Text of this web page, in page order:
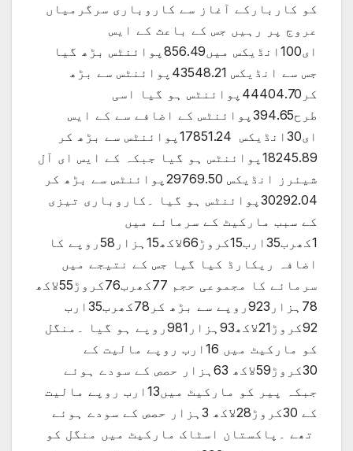
کو کاربارکے آغاز سے کاروباری سرگرمیاں
عروج پر رہیں جس کے باعث کے ایس
ای100انڈیکس میں856.49پوائنٹس بڑھ گیا
جس سے انڈیکس 43548.21پوائنٹس سے بڑھ
کر44404.70پوائنٹس ہو گیا اسی
طرح394.65پوائنٹس کے اضافے سے کے ایس
ای30انڈیکس 17851.24پوائنٹس سے بڑھ کر
18245.89پوائنٹس ہو گیا جبکہ کے ایس ای آل
شیئرز انڈیکس 29769.50پوائنٹس سے بڑھ کر
30292.04پوائنٹس ہو گیا ۔کاروباری تیزی
کے سبب مارکیٹ کے سرمائے میں
1کھرب35ارب15کروڑ66لاکھ15ہزار58
روپے کا
اضافہ ریکارڈ کیا گیا جس کے نتیجے میں
سرمائے کا مجموعی حجم 77کھرب76کروڑ55لاکھ
78ہزار923روپے سے بڑھ کر78کھرب35ارب
92کروڑ21لاکھ93ہزار981روپے ہو گیا ۔منگل
کو مارکیٹ میں 16ارب روپے مالیت کے
30کروڑ59لاکھ 63ہزار حصص کے سودے ہوئے
جبکہ پیر کو مارکیٹ میں13ارب روپے مالیت
کے 30کروڑ28لاکھ 3ہزار حصص کے سودے ہوئے
تھے ۔پاکستان اسٹاک مارکیٹ میں منگل کو